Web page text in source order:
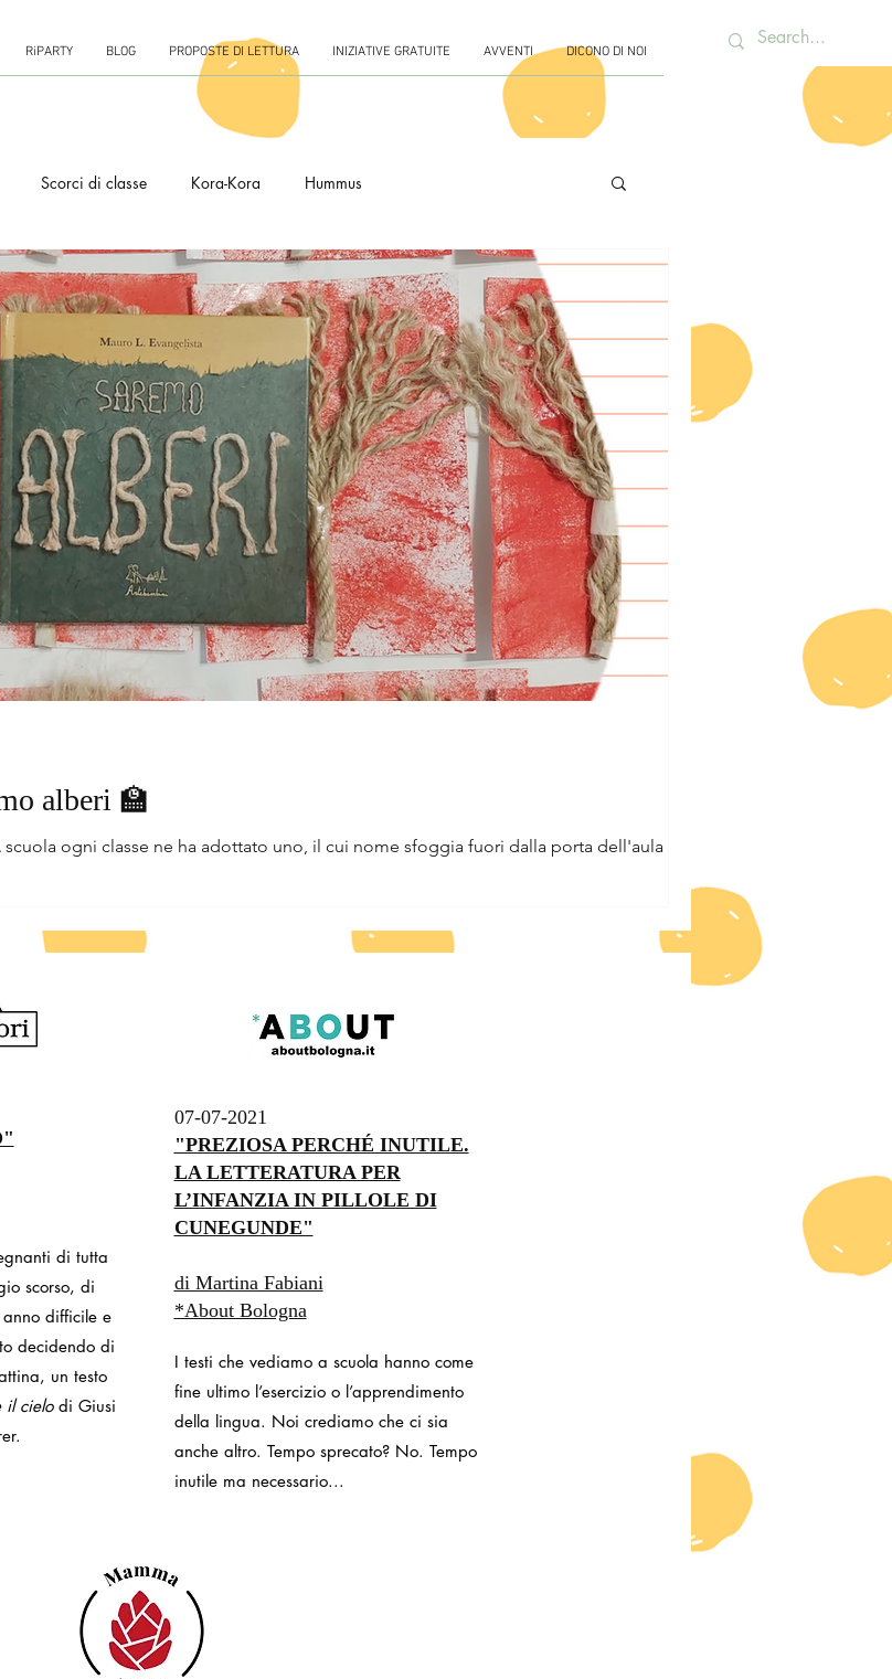
RiPARTY BLOG PROPOSTE DI LETTURA INIZIATIVE GRATUITE AVVENTI DICONO DI NOI
Scorci di classe Kora-Kora Hummus
alberi 🏫
ogni classe ne ha adottato uno, il cui nome sfoggia fuori dalla porta dell'aula in un...
di tutta
scorso, di
difficile e
decidendo di
un testo
il cielodi Giusi
07-07-2021
"PREZIOSA PERCHÉ INUTILE.
LA LETTERATURA PER
L’INFANZIA IN PILLOLE DI
CUNEGUNDE"
di Martina Fabiani
*About Bologna
I testi che vediamo a scuola hanno come
fine ultimo l’esercizio o l’apprendimento
della lingua. Noi crediamo che ci sia
anche altro. Tempo sprecato? No. Tempo
inutile ma necessario...